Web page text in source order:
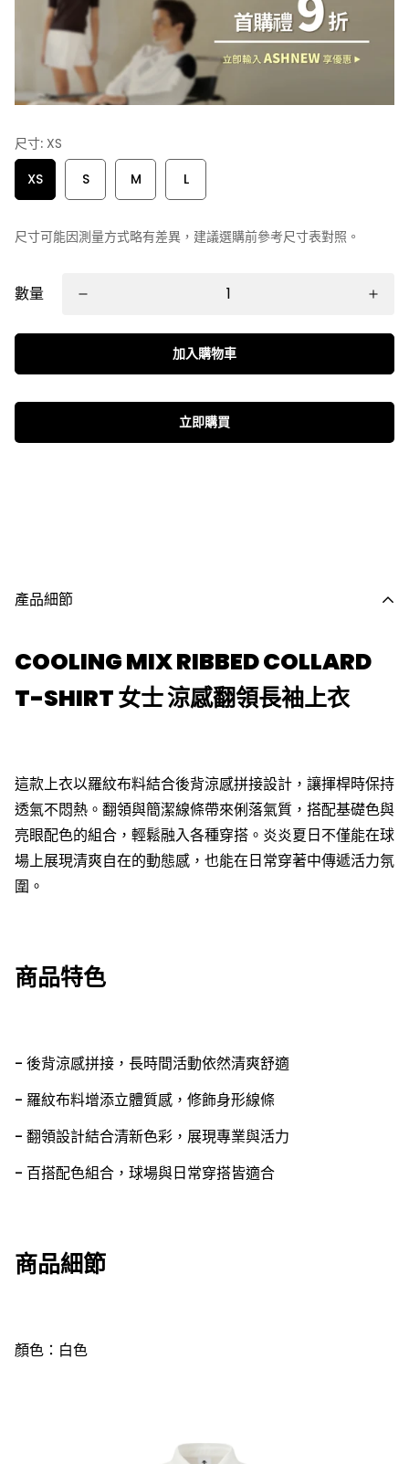
尺寸: XS
XS
S M L
尺寸可能因測量方式略有差異，建議選購前參考尺寸表對照。
數量
加入購物車
立即購買
產品細節
COOLING MIX RIBBED COLLARD
T-SHIRT 女士 涼感翻領長袖上衣
這款上衣以羅紋布料結合後背涼感拼接設計，讓揮桿時保持
透氣不悶熱。翻領與簡潔線條帶來俐落氣質，搭配基礎色與
亮眼配色的組合，輕鬆融入各種穿搭。炎炎夏日不僅能在球
場上展現清爽自在的動態感，也能在日常穿著中傳遞活力氛
圍。
商品特色
- 後背涼感拼接，長時間活動依然清爽舒適
- 羅紋布料增添立體質感，修飾身形線條
- 翻領設計結合清新色彩，展現專業與活力
- 百搭配色組合，球場與日常穿搭皆適合
商品細節
顏色：白色